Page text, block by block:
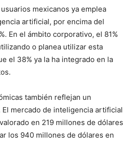
mexicanos ya emplea
artificial, por encima del
En el ámbito corporativo, el 81%
o planea utilizar esta
el 38% ya la ha integrado en la
también reflejan un
mercado de inteligencia artificial
en 219 millones de dólares
los 940 millones de dólares en